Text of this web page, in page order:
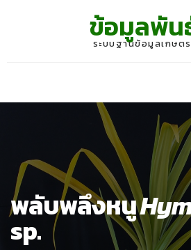
ข้อมูลพัน
ระบบฐานข้อมูลเกษต
พลับพลึงหนู
sp.